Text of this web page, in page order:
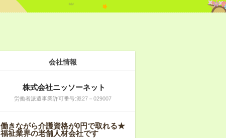
会社情報
株式会社ニッソーネット
労働者派遣事業許可番号:派27－029007
働きながら介護資格が0円で取れる★
福祉業界の老舗人材会社です